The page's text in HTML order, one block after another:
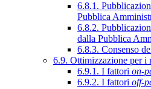
6.8.1.
Pubblica
6.8.2.
dalla Pubblica
6.8.3. Consenso
6.9. Ottimizzazione per i
6.9.1. I fattori on-
6.9.2. I fattori off-